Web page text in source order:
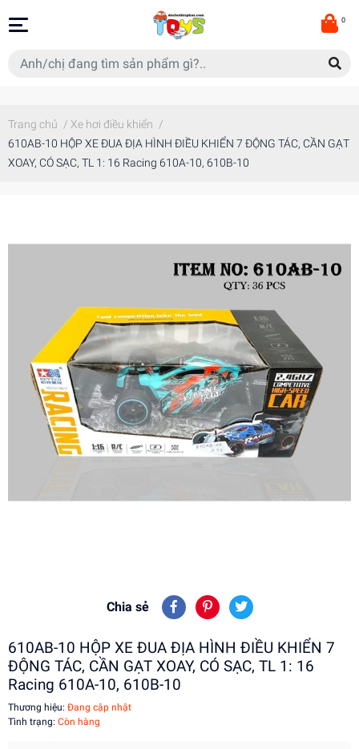
0
Trang chủ / Xe hơi điều khiển /
610AB-10 HỘP XE ĐUA ĐỊA HÌNH ĐIỀU KHIỂN 7 ĐỘNG TÁC, CẦN GẠT
XOAY, CÓ SẠC, TL 1: 16 Racing 610A-10, 610B-10
Chia sẻ
610AB-10 HỘP XE ĐUA ĐỊA HÌNH ĐIỀU KHIỂN 7
ĐỘNG TÁC, CẦN GẠT XOAY, CÓ SẠC, TL 1: 16
Racing 610A-10, 610B-10
Thương hiệu: Đang cập nhật
Tình trạng: Còn hàng